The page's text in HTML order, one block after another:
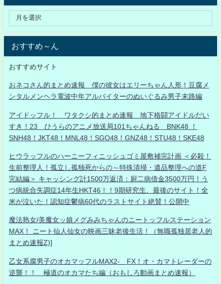
おすすめ～ん
おすすめサイト
おネコさん的まとめ速報 僕の彼女はエリーちゃん人形！豆腐メ
ンタルメンヘラ電波中年アルバイターのぬいぐるみ男子末路編
アイドッフル！ ワタクシ的まとめ速報 地下格闘アイドルだい
すき！23 ひうらのアニメ放送局101ちゃんねる BNK48 ！
SNH48！JKT48！MNL48！SGO48！GNZ48！STU48！SKE48
ヒウラッフルのハーニーフィニッシュゴミ屋敷補完計画 ＜必殺！
生前整理人！孤立し孤独死からの～特殊清掃・遺品整理への道F
完結編＞ キャッシング計1500万返済：厨二病借金3500万円！う
つ病統合失調症14年生HKT46！！9期研究生、最後のサイト！全
米が泣いた！認知症鬱病60代のラストサイト絶賛！公開中
魔法熟女/美魔女ッ娘メグみみちゃんのニートッフルステーション
MAX！ ニート仙人仙女の映画三昧老後生活！（無職孤独居老人的
まとめ速報Z)]
乙女系腐男子のオカマッフルMAX2- FX！オ・カマトレーダーの
逆襲！！ 極道のオカマたち編（おもしろ動画まとめ速報）